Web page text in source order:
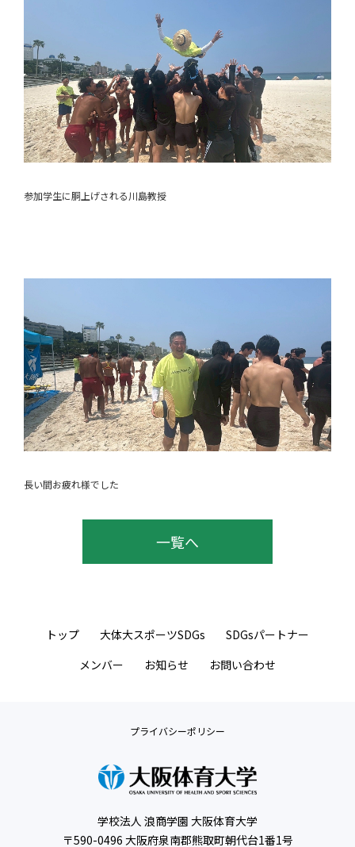
参加学生に胴上げされる川島教授
長い間お疲れ様でした
一覧へ
トップ 大体大スポーツSDGs
SDGsパートナー
メンバー
お知らせ お問い合わせ
プライバシーポリシー
学校法人 浪商学園 大阪体育大学
〒590-0496 大阪府泉南郡熊取町朝代台1番1号